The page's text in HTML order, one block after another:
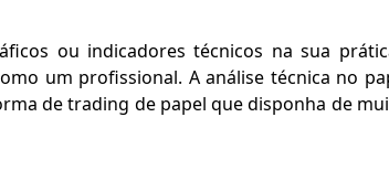
ou indicadores técnicos na sua
um profissional. A análise técnica no
de trading de papel que disponha de